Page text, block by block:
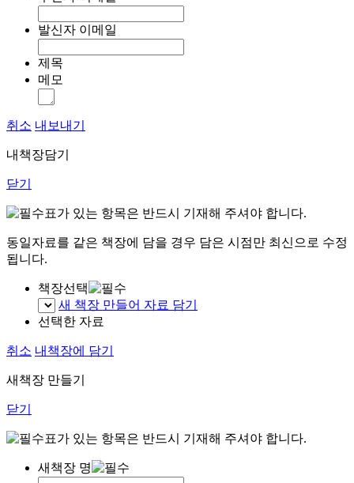
발신자 이메일
제목
메모
취소 내보내기
내책장담기
닫기
표가 있는 항목은 반드시 기재해 주셔야 합니다.
동일자료를 같은 책장에 담을 경우 담은 시점만 최신으로 수정
됩니다.
책장선택
새 책장 만들어 자료 담기
선택한 자료
취소 내책장에 담기
새책장 만들기
닫기
표가 있는 항목은 반드시 기재해 주셔야 합니다.
새책장 명